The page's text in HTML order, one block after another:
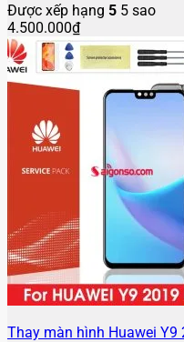
Được xếp hạng 5 5 sao
4.500.000₫
Thay màn hình Huawei Y9